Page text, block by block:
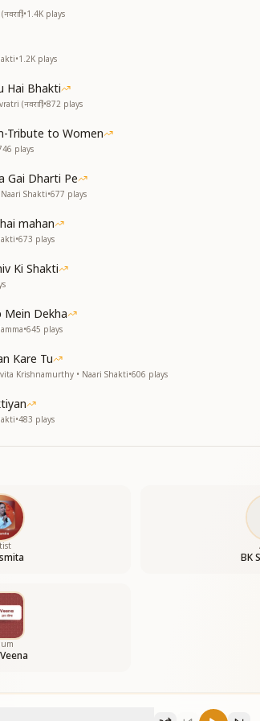
बहनो कन्याओं
कन्याओं
बहने कन्याओं
कन्याओं
•1.4K plays
•1.2K plays
Hai Bhakti
(नवरात्रि)•872 plays
Tribute to Women
plays
Gai Dharti Pe
Shakti•677 plays
mahan
•673 plays
Ki Shakti
Mein Dekha
•645 plays
Kare Tu
Krishnamurthy • Naari Shakti•606 plays
•483 plays
BK